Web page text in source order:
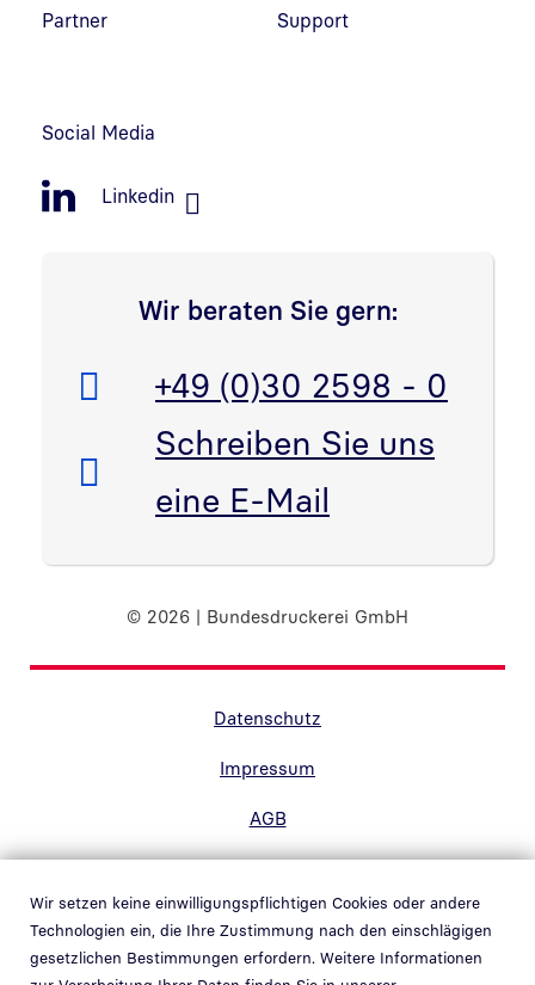
Wir setzen keine einwilligungspflichtigen Cookies oder andere
Technologien ein, die Ihre Zustimmung nach den einschlägigen
gesetzlichen Bestimmungen erfordern. Weitere Informationen
Partner Support
Social Media
Linkedin
Wir beraten Sie gern:
Telefon:
+49 (0)30 2598 - 0
E-Mail:
Schreiben Sie uns
eine E-Mail
© 2026 | Bundesdruckerei GmbH
Datenschutz
Impressum
AGB
Kontakt
Hinweisgebersystem